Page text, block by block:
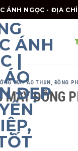
ÁNH NGỌC - ĐỊA
MAY ÁO THUN, ĐỒNG
MAY ĐỒNG